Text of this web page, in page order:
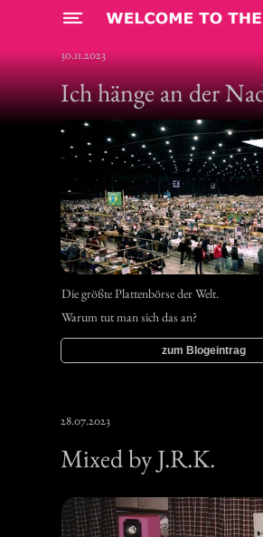
Menü
30.11.2023
Ich hänge an der
Die größte Plattenbörse der Welt.
Warum tut man sich das an?
zum Blogeintrag
28.07.2023
Mixed by J.R.K.